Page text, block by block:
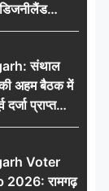
मेले का भव्य
संथाल
अहम बैठक में
दर्जा प्राप्त
बुरू बचाओ
Voter
2026: रामगढ़